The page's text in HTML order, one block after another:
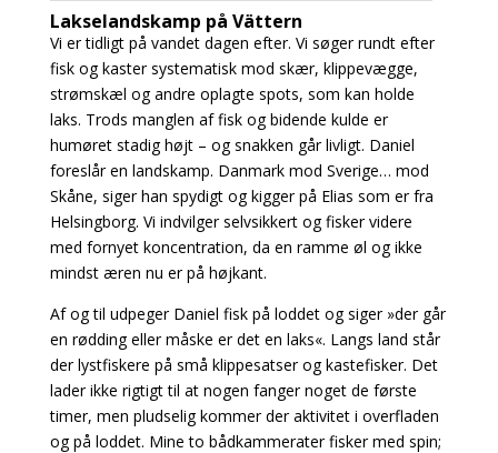
Lakselandskamp på Vättern
Vi er tidligt på vandet dagen efter. Vi søger rundt efter
fisk og kaster systematisk mod skær, klippevægge,
strømskæl og andre oplagte spots, som kan holde
laks. Trods manglen af fisk og bidende kulde er
humøret stadig højt – og snakken går livligt. Daniel
foreslår en landskamp. Danmark mod Sverige… mod
Skåne, siger han spydigt og kigger på Elias som er fra
Helsingborg. Vi indvilger selvsikkert og fisker videre
med fornyet koncentration, da en ramme øl og ikke
mindst æren nu er på højkant.
Af og til udpeger Daniel fisk på loddet og siger »der går
en rødding eller måske er det en laks«. Langs land står
der lystfiskere på små klippesatser og kastefisker. Det
lader ikke rigtigt til at nogen fanger noget de første
timer, men pludselig kommer der aktivitet i overfladen
og på loddet. Mine to bådkammerater fisker med spin;